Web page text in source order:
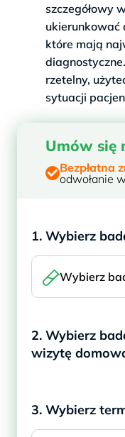
szczegółowy
ukierunkować
które mają
rzetelny,
sytuacji
Umów się
Bezpłatna
odwołanie
1. Wybierz
Wybierz
2. Wybierz
wizytę
3. Wybierz